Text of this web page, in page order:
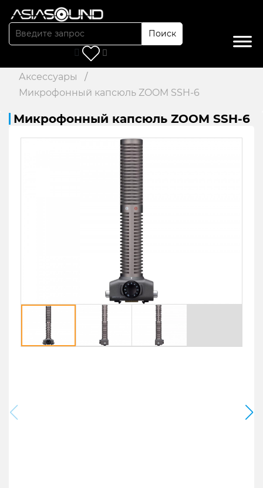
Поиск
Каталог
Аксессуары
/
Микрофонный капсюль ZOOM SSH-6
Микрофонный капсюль ZOOM SSH-6